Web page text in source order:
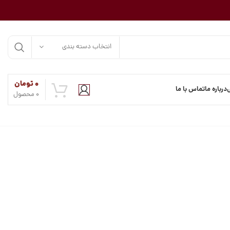
انتخاب دسته بندی
درباره ماتماس با ما 0 محصول
۰تومان